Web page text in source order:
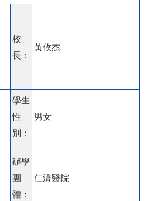
校
長：
黃攸杰
學生
性
別：
男女
辦學
團
體：
仁濟醫院